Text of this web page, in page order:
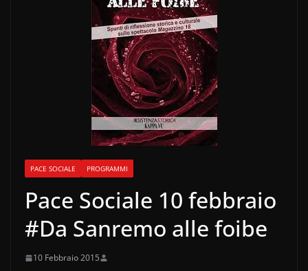
PACE SOCIALE PROGRAMMI
Pace Sociale 10 febbraio
#Da Sanremo alle foibe
10 Febbraio 2015